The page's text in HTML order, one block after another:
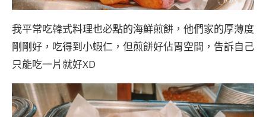
我平常吃韓式料理也必點的海鮮煎餅，他們家的厚薄度
剛剛好，吃得到小蝦仁，但煎餅好佔胃空間，告訴自己
只能吃一片就好XD